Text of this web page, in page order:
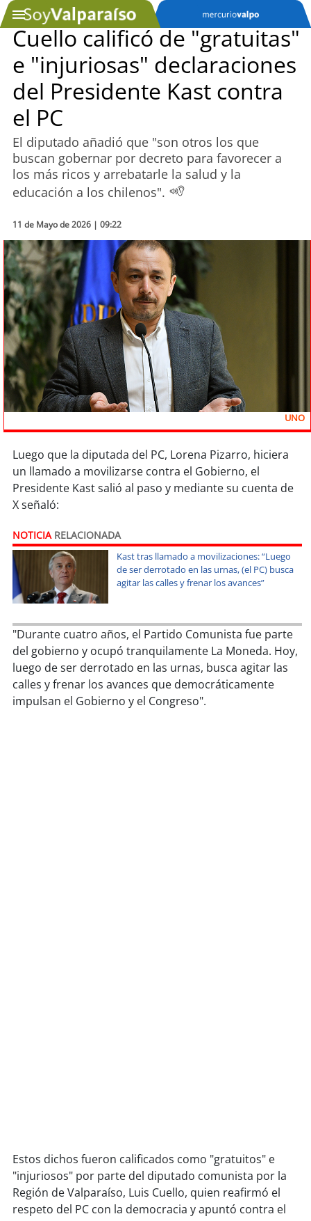
SOYTV
Podcast
Actualidad
Entretención
Economía
Deportes
Tecnología
Sostenibilidad
soy chile
soyarica
soycalama
soyantofagasta
soyvalparaíso
soyquillota
soysanantonio
soy chillán
soysancarlos
Cuello calificó de "gratuitas"
e "injuriosas" declaraciones
del Presidente Kast contra
el PC
El diputado añadió que "son otros los que
buscan gobernar por decreto para favorecer a
los más ricos y arrebatarle la salud y la
educación a los chilenos".
11 de Mayo de 2026 | 09:22
UNO
Luego que la diputada del PC, Lorena Pizarro, hiciera
un llamado a movilizarse contra el Gobierno, el
Presidente Kast salió al paso y mediante su cuenta de
X señaló:
NOTICIARELACIONADA
Kast tras llamado a movilizaciones: “Luego
de ser derrotado en las urnas, (el PC) busca
agitar las calles y frenar los avances”
"Durante cuatro años, el Partido Comunista fue parte
del gobierno y ocupó tranquilamente La Moneda. Hoy,
luego de ser derrotado en las urnas, busca agitar las
calles y frenar los avances que democráticamente
impulsan el Gobierno y el Congreso".
Estos dichos fueron calificados como "gratuitos" e
"injuriosos" por parte del diputado comunista por la
Región de Valparaíso, Luis Cuello, quien reafirmó el
respeto del PC con la democracia y apuntó contra el